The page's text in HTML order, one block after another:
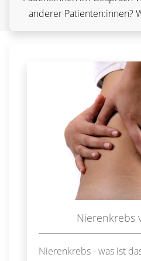
anderer Patienten:innen?
Nierenkrebs
Nierenkrebs - was ist